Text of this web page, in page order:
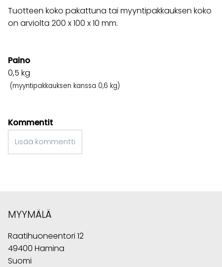
Tuotteen koko pakattuna tai myyntipakkauksen koko
on arviolta 200 x 100 x 10 mm.
Paino
0,5 kg
(myyntipakkauksen kanssa 0,6 kg)
Kommentit
Lisää kommentti
MYYMÄLÄ
Raatihuoneentori 12
49400 Hamina
Suomi